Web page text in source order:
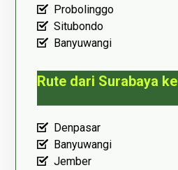
Probolinggo
Situbondo
Banyuwangi
Rute dari Surabaya ke
Denpasar
Banyuwangi
Jember